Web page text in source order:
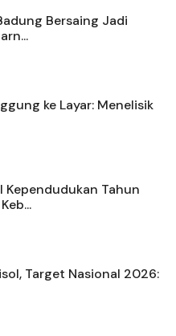
Bersaing Jadi
ke Layar: Menelisik
Kependudukan Tahun
Target Nasional 2026: